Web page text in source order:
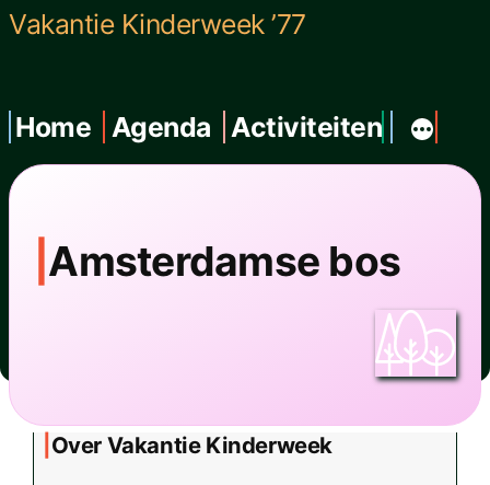
Ga
de
inhoud
Vakantie Kinderweek ’77
Home Agenda Activiteiten
Amsterdamse bos
Over Vakantie Kinderweek